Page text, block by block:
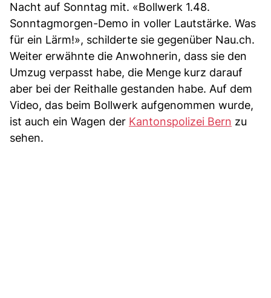
Nacht auf Sonntag mit. «Bollwerk 1.48.
Sonntagmorgen-Demo in voller Lautstärke. Was
für ein Lärm!», schilderte sie gegenüber Nau.ch.
Weiter erwähnte die Anwohnerin, dass sie den
Umzug verpasst habe, die Menge kurz darauf
aber bei der Reithalle gestanden habe. Auf dem
Video, das beim Bollwerk aufgenommen wurde,
ist auch ein Wagen der Kantonspolizei Bern zu
sehen.